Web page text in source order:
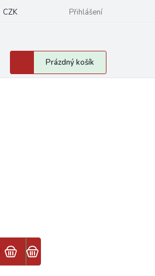
CZK Přihlášení
Nákupní
košík
Prázdný košík